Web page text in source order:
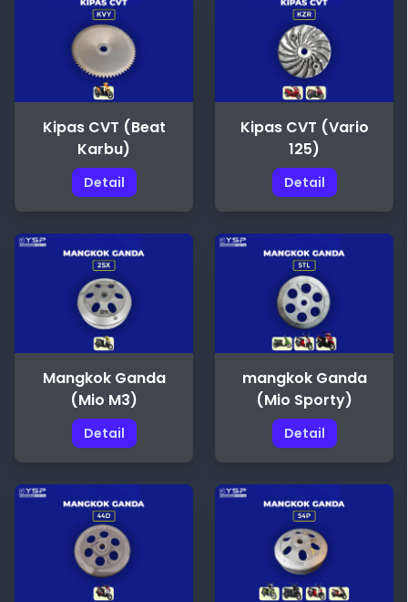
Kipas CVT (Beat
Karbu)
Detail
Kipas CVT (Vario
125)
Detail
Mangkok Ganda
(Mio M3)
Detail
mangkok Ganda
(Mio Sporty)
Detail